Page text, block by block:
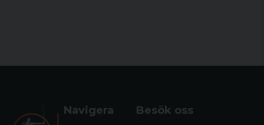
Navigera Besök oss